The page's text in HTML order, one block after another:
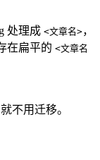
处理成 <文章名>，
在扁平的 <文章名
不用迁移。